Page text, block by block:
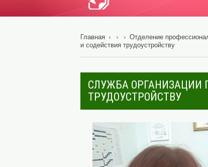
Главная Отделение
и содействия трудоустройству
СЛУЖБА ОРГАНИЗАЦИИ
ТРУДОУСТРОЙСТВУ